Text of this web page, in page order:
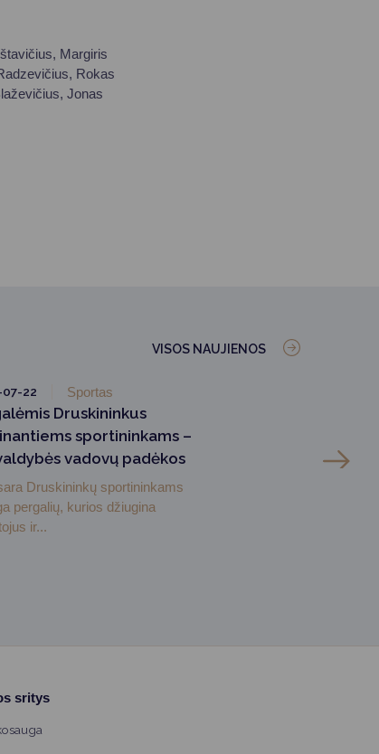
Margiris
Rokas
Jonas
VISOS NAUJIENOS
22 Sportas
Druskininkus
sportininkams –
vadovų padėkos
Druskininkų sportininkams
pergalių, kurios džiugina
ir...
sritys